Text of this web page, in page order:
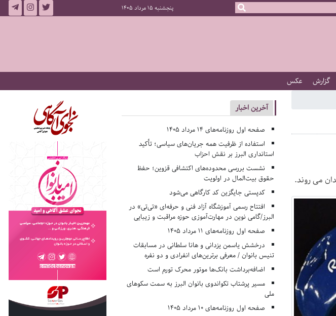
پنجشنبه 15 مرداد 1405
گزارش عکس
آخرین اخبار
صفحه اول روزنامه‌های 14 مرداد 1405
استفاده از ظرفیت همه جریان‌های سیاسی؛ تأکید
استانداری البرز بر نقش احزاب
نشست بررسی محدوده‌های اکتشافی قزوین؛ حفظ
حقوق بیت‌المال در اولویت
کدپستی جایگزین کد کارگاهی می‌شود
افتتاح رسمی آموزشگاه آزاد فنی و حرفه‌ای «تی‌تی» در
البرز/گامی نوین در مهارت‌آموزی حوزه مراقبت و زیبایی
صفحه اول روزنامه‌های 11 مرداد 1405
درخشش یاسمن یزدانی و هانا سلطانی در مسابقات
تنیس بانوان / معرفی برترین‌های انفرادی و دو نفره
اضافه‌برداشت بانک‌ها موتور محرک تورم است
مسیر پرشتاب تکواندوی بانوان البرز به سمت سکوهای
ملی
صفحه اول روزنامه‌های 10 مرداد 1405